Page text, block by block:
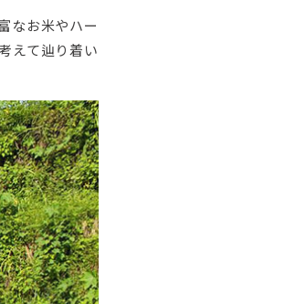
なお米やハー
えて辿り着い